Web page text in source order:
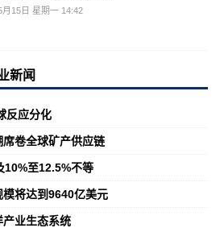
月15日 星期一 14:42
新闻
反应分化
卷全球矿产供应链
10%至12.5%不等
将达到9640亿美元
业生态系统